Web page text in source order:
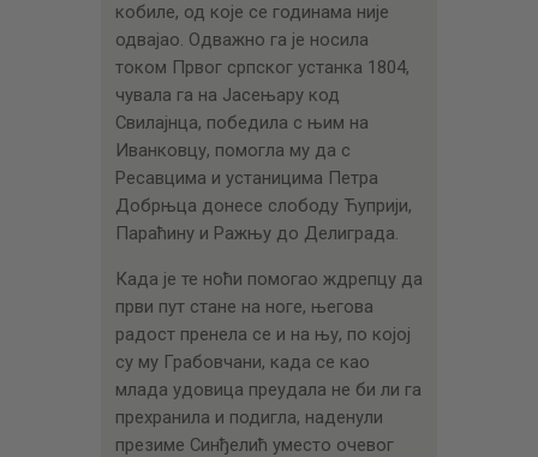
кобиле, од које се годинама није
одвајао. Одважно га је носила
током Првог српског устанка 1804,
чувала га на Јасењару код
Свилајнца, победила с њим на
Иванковцу, помогла му да с
Ресавцима и устаницима Петра
Добрњца донесе слободу Ћуприји,
Параћину и Ражњу до Делиграда.
Када је те ноћи помогао ждрепцу да
први пут стане на ноге, његова
радост пренела се и на њу, по којој
су му Грабовчани, када се као
млада удовица преудала не би ли га
прехранила и подигла, наденули
презиме Синђелић уместо очевог